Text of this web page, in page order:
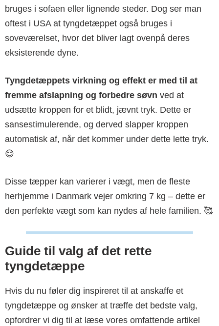
bruges i sofaen eller lignende steder. Dog ser man
oftest i USA at tyngdetæppet også bruges i
soveværelset, hvor det bliver lagt ovenpå deres
eksisterende dyne.
Tyngdetæppets virkning og effekt er med til at
fremme afslapning og forbedre søvn ved at
udsætte kroppen for et blidt, jævnt tryk. Dette er
sansestimulerende, og derved slapper kroppen
automatisk af, når det kommer under dette lette tryk.
😌
Disse tæpper kan varierer i vægt, men de fleste
herhjemme i Danmark vejer omkring 7 kg – dette er
den perfekte vægt som kan nydes af hele familien. 🥰
Guide til valg af det rette
tyngdetæppe
Hvis du nu føler dig inspireret til at anskaffe et
tyngdetæppe og ønsker at træffe det bedste valg,
opfordrer vi dig til at læse vores omfattende artikel